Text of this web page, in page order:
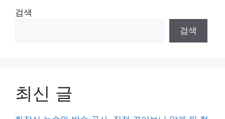
검색
검색
최신 글